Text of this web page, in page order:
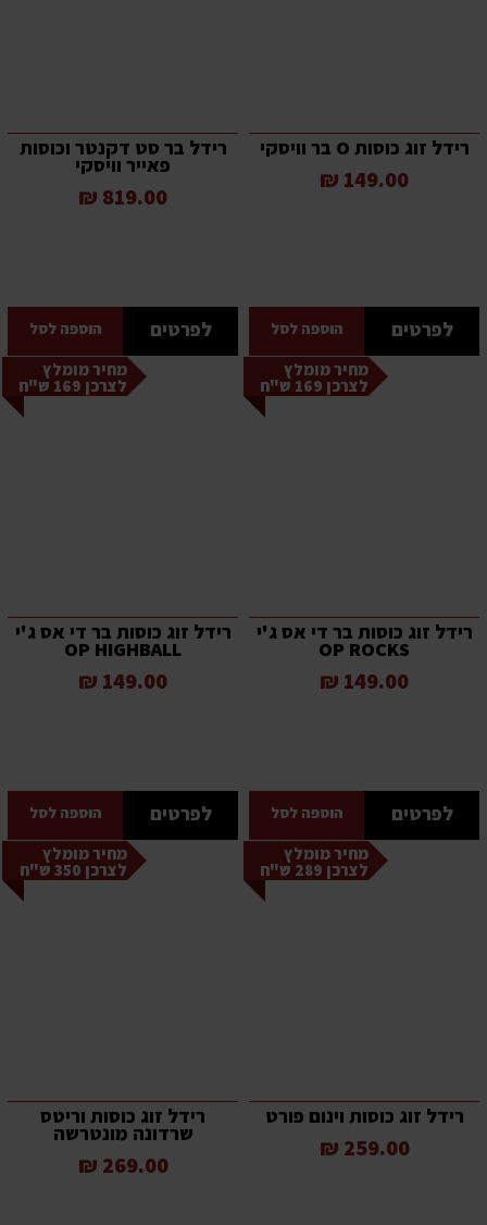
רידל זוג כוסות O בר וויסקי
149.00 ₪
לפרטים הוספה לסל
רידל בר סט דקנטר וכוסות
פאייר וויסקי
819.00 ₪
לפרטים הוספה לסל
מחיר מומלץ
לצרכן 169 ש"ח
רידל זוג כוסות בר די אס ג'י
OP ROCKS
149.00 ₪
לפרטים הוספה לסל
מחיר מומלץ
לצרכן 169 ש"ח
רידל זוג כוסות בר די אס ג'י
OP HIGHBALL
149.00 ₪
לפרטים הוספה לסל
מחיר מומלץ
לצרכן 289 ש"ח
רידל זוג כוסות וינום פורט
259.00 ₪
מחיר מומלץ
לצרכן 350 ש"ח
רידל זוג כוסות וריטס
שרדונה מונטרשה
269.00 ₪